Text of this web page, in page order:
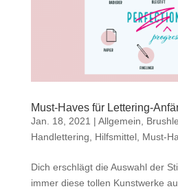
Must-Haves für Lettering-
Jan. 18, 2021 | Allgemein
Handlettering
Hilfsmittel, Must-
Dich erschlägt die Auswahl der
immer diese tollen Kunstwerke